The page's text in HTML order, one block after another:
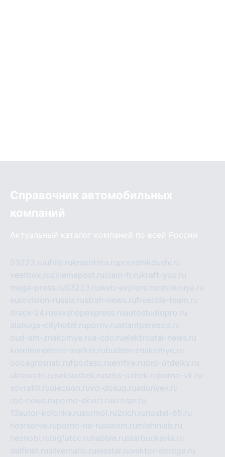
Справочник автомобильных
компаний
Актуальный каталог компаний по всей России
03223.ruufille.rukrasotata.ruprazdnikdushi.ru
veetbox.rucinemapost.ruciam-fr.rukraft-you.ru
mega-press.ru03223.ruweb-explore.ru rastenuya.ru
eurovision-russia.rustrah-news.rufreeride-team.ru
itrack-24.rusexshopexpress.ruautostudiopro.ru
alabuga-cityhotel.rupornv.ruatlantpereezd.ru
bud-em-znakomye.rua-cdc.ruelektrostal-news.ru
korolevremont-market.rubudem-znakomye.ru
oooagrosnab.rufpodaso.ruemfire.rupro-otdelky.ru
ukrasotki.ruseksuzbek.ruseks-uzbek.ruporno-vk.ru
sovratili.ruolecoon.ruvd-dosug.ruadonyev.ru
rbc-news.ruporno-skvirt.rukrospr.ru
13autor-kolonka.rusormol.ru2rich.ru hostel-65.ru
hostserve.ruporno-na-russkom.ru mishinlab.ru
neznobi.rubigfatcc.ru habble.rustarbucksvia.ru
delfinet.rusilvernano.ruelestal.ruvektor-doroga.ru